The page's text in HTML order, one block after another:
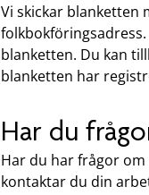
Vi skickar
blanketten. Du kan
blanketten har
Har du
Har du har frågor
kontaktar du din